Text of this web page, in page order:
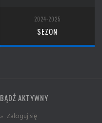
2024-2025
SEZON
BĄDŹ AKTYWNY
» Zaloguj się